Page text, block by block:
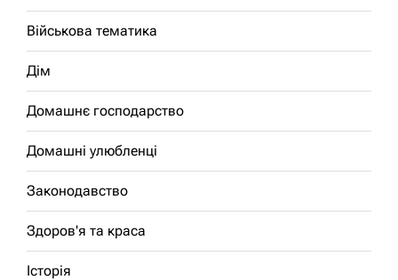
Військова тематика
Дім
Домашнє господарство
Домашні улюбленці
Законодавство
Здоров'я та краса
Історія